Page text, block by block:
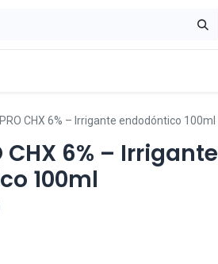
CHX 6% – Irrigante endodóntico 100ml
CHX 6% – Irrigante
100ml